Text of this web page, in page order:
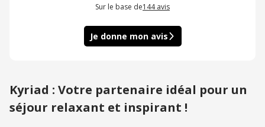
Sur le base de144 avis
Je donne mon avis
Kyriad : Votre partenaire idéal pour un
séjour relaxant et inspirant !